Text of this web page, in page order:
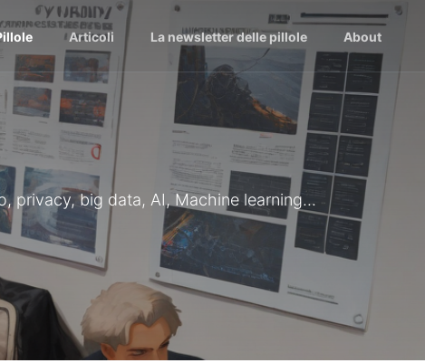
Articoli La newsletter delle pillole About
privacy, big data, AI, Machine learning...